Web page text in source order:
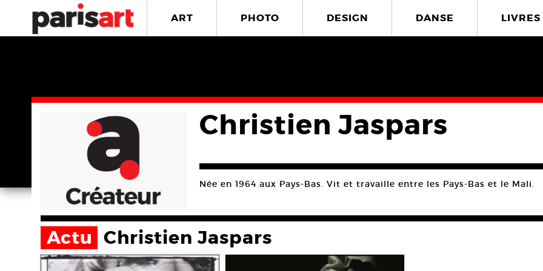
ART PHOTO DESIGN DANSE LIVRES
Christien Jaspars
Née en 1964 aux Pays-Bas. Vit et travaille entre les Pays-Bas et le Mali.
Actu Christien Jaspars